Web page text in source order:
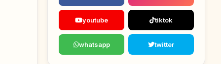
youtube tiktok
whatsapp twitter